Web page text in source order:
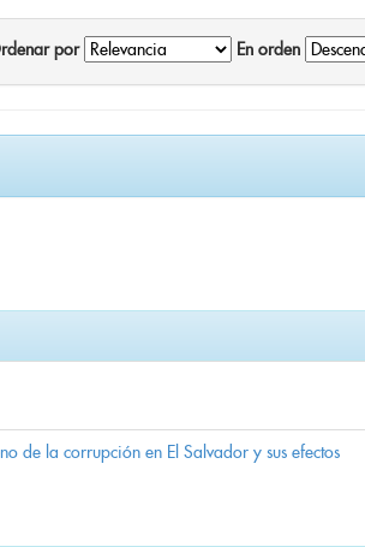
por En orden
de la corrupción en El Salvador y sus efectos